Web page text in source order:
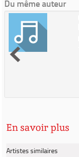
Du même auteur
En savoir plus
Artistes similaires